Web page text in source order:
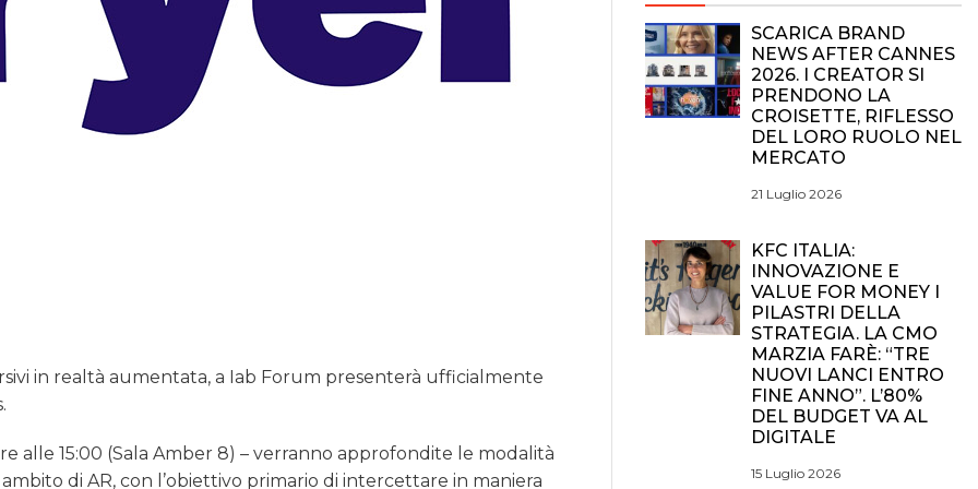
in realtà aumentata, a Iab Forum presenterà ufficialmente
alle 15:00 (Sala Amber 8) – verranno approfondite le modalità
di AR, con l’obiettivo primario di intercettare in maniera
SCARICA BRAND
NEWS AFTER CANNES
2026. I CREATOR SI
PRENDONO LA
CROISETTE, RIFLESSO
DEL LORO RUOLO NEL
MERCATO
21 Luglio 2026
KFC ITALIA:
INNOVAZIONE E
VALUE FOR MONEY I
PILASTRI DELLA
STRATEGIA. LA CMO
MARZIA FARÈ: “TRE
NUOVI LANCI ENTRO
FINE ANNO”. L’80%
DEL BUDGET VA AL
DIGITALE
15 Luglio 2026